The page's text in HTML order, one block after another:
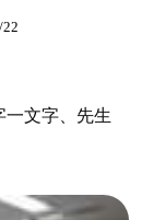
一文字、先生